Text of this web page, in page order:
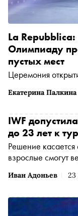
Екатерина Палкина
La
Олимпиаду
пустых мест
Церемония
Иван Адоньев 23
IWF
до 23 лет к
Решение
взрослые смогут